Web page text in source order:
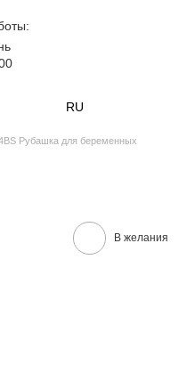
RU
Рубашка для беременных
В желания